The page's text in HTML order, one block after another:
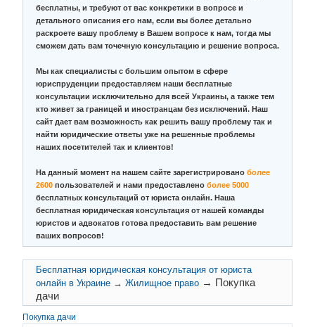
бесплатны, и требуют от вас конкретики в вопросе и
детального описания его нам, если вы более детально
раскроете вашу проблему в Вашем вопросе к нам, тогда мы
сможем дать вам точечную консультацию и решение вопроса.
Мы как специалисты с большим опытом в сфере
юриспруденции предоставляем наши бесплатные
консультации исключительно для всей Украины, а также тем
кто живет за границей и иностранцам без исключений. Наш
сайт дает вам возможность как решить вашу проблему так и
найти юридические ответы уже на решенные проблемы
наших посетителей так и клиентов!
На данный момент на нашем сайте зарегистрировано более
2600 пользователей и нами предоставлено более 5000
бесплатных консультаций от юриста онлайн. Наша
бесплатная юридическая консультация от нашей команды
юристов и адвокатов готова предоставить вам решение
ваших вопросов!
Покупка дачи
Бесплатная юридическая консультация от юриста
онлайн в Украине →Жилищное право → Покупка
дачи